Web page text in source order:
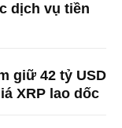
dịch vụ tiền
giữ 42 tỷ USD
XRP lao dốc